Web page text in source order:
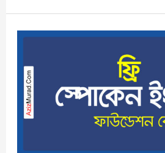
ইংরেজি
কোর্স
Be